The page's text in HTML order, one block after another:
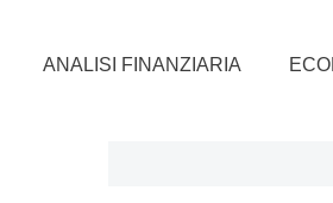
ANALISI FINANZIARIA